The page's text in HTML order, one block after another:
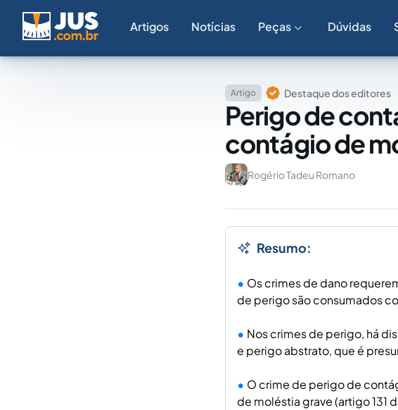
Artigos Notícias Peças Dúvidas
Artigo Destaque dos editores
Perigo de
contágio de
Rogério Tadeu Romano
Resumo:
Os crimes de dano
de perigo são consumados
Nos crimes de perigo, há
e perigo abstrato, que é
O crime de perigo de
de moléstia grave (artigo 131